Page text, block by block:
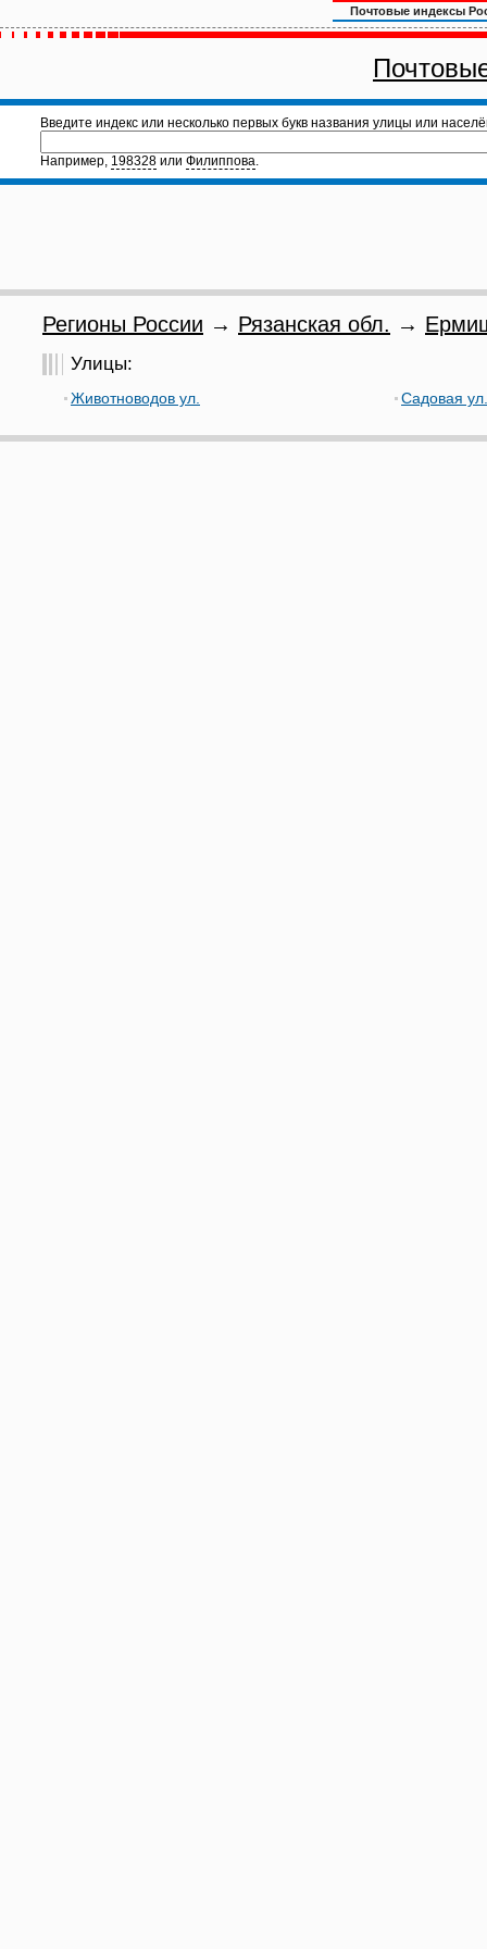
Почтовые индексы
Введите индекс или несколько первых букв названия улицы или
Например, 198328 или Филиппова.
Регионы России → Рязанская обл. →
Улицы:
Животноводов ул. Садовая ул.